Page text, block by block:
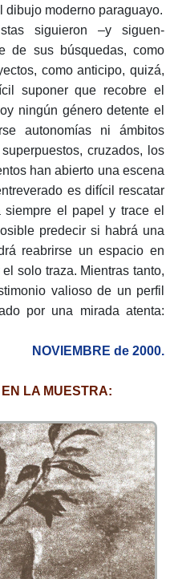
dibujo moderno paraguayo.
siguieron –y siguen-
de sus búsquedas, como
como anticipo, quizá,
suponer que recobre el
ningún género detente el
autonomías ni ámbitos
cruzados, los
han abierto una escena
es difícil rescatar
el papel y trace el
predecir si habrá una
reabrirse un espacio en
solo traza. Mientras tanto,
valioso de un perfil
por una mirada atenta:
NOVIEMBRE de 2000.
LA MUESTRA: